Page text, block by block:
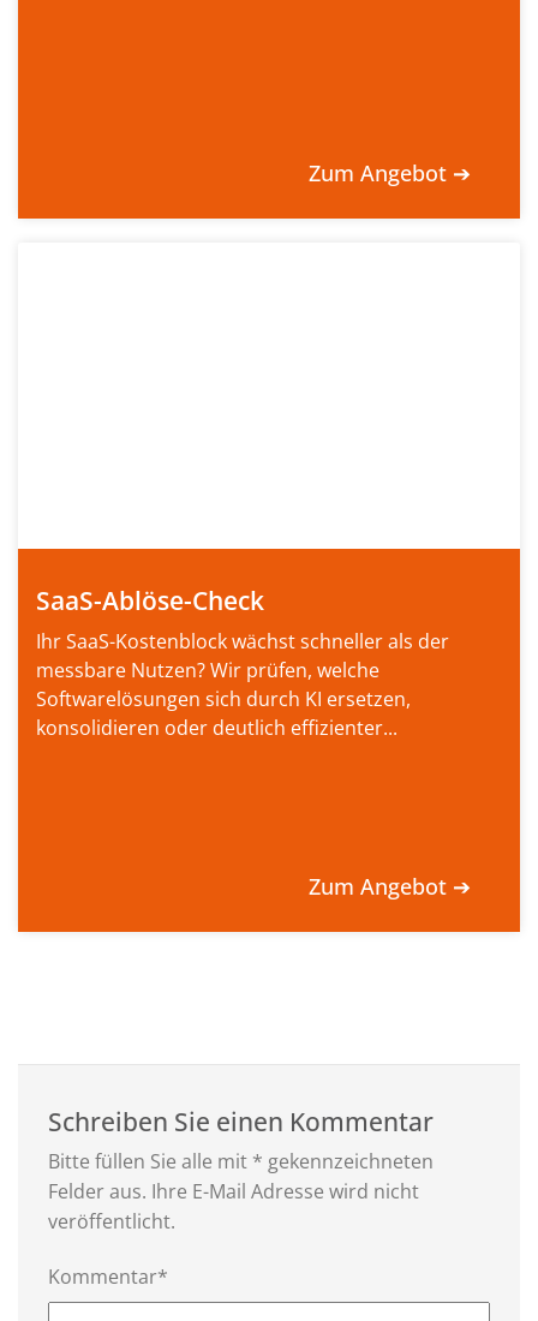
Zum Angebot ➔
SaaS-Ablöse-Check
Ihr SaaS-Kostenblock wächst schneller als der
messbare Nutzen? Wir prüfen, welche
Softwarelösungen sich durch KI ersetzen,
konsolidieren oder deutlich effizienter...
Zum Angebot ➔
Schreiben Sie einen Kommentar
Bitte füllen Sie alle mit * gekennzeichneten
Felder aus. Ihre E-Mail Adresse wird nicht
veröffentlicht.
Kommentar*